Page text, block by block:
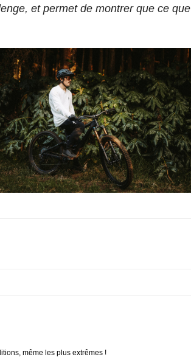
et permet de montrer que ce que
même les plus extrêmes !